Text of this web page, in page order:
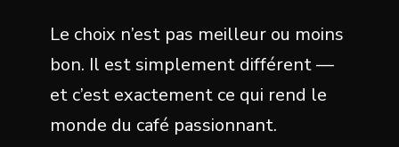
Le choix n’est pas meilleur ou moins
bon. Il est simplement différent —
et c’est exactement ce qui rend le
monde du café passionnant.